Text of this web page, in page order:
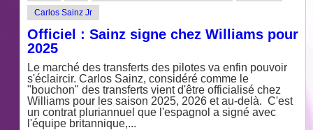
Carlos Sainz Jr
Officiel : Sainz signe chez Williams pour
2025
Le marché des transferts des pilotes va enfin pouvoir
s'éclaircir. Carlos Sainz, considéré comme le
"bouchon" des transferts vient d'être officialisé chez
Williams pour les saison 2025, 2026 et au-delà. C'est
un contrat pluriannuel que l'espagnol a signé avec
l'équipe britannique,...